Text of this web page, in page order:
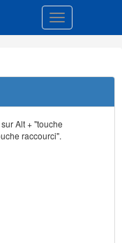
Toggle
Alt + "touche
raccourci".